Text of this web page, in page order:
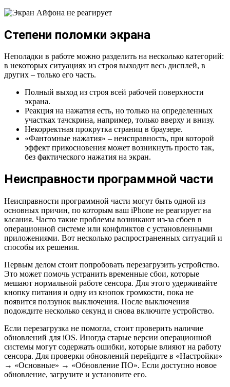
Степени поломки экрана
Неполадки в работе можно разделить на несколько категорий:
в некоторых ситуациях из строя выходит весь дисплей, в
других – только его часть.
Полный выход из строя всей рабочей поверхности
экрана.
Реакция на нажатия есть, но только на определенных
участках тачскрина, например, только вверху и внизу.
Некорректная прокрутка страниц в браузере.
«Фантомные нажатия» – неисправность, при которой
эффект прикосновения может возникнуть просто так,
без фактического нажатия на экран.
Неисправности программной части
Неисправности программной части могут быть одной из
основных причин, по которым ваш iPhone не реагирует на
касания. Часто такие проблемы возникают из-за сбоев в
операционной системе или конфликтов с установленными
приложениями. Вот несколько распространенных ситуаций и
способы их решения.
Первым делом стоит попробовать перезагрузить устройство.
Это может помочь устранить временные сбои, которые
мешают нормальной работе сенсора. Для этого удерживайте
кнопку питания и одну из кнопок громкости, пока не
появится ползунок выключения. После выключения
подождите несколько секунд и снова включите устройство.
Если перезагрузка не помогла, стоит проверить наличие
обновлений для iOS. Иногда старые версии операционной
системы могут содержать ошибки, которые влияют на работу
сенсора. Для проверки обновлений перейдите в «Настройки»
→ «Основные» → «Обновление ПО». Если доступно новое
обновление, загрузите и установите его.